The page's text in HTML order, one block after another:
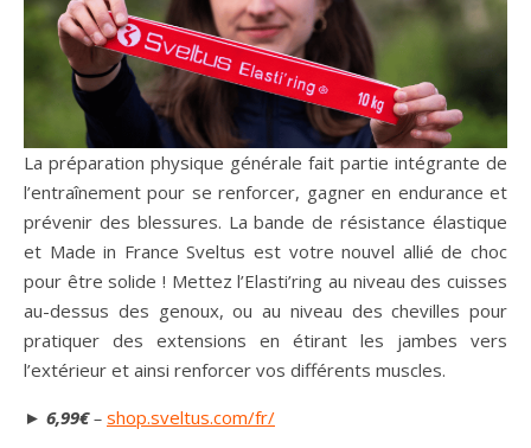
La préparation physique générale fait partie intégrante de
l’entraînement pour se renforcer, gagner en endurance et
prévenir des blessures. La bande de résistance élastique
et Made in France Sveltus est votre nouvel allié de choc
pour être solide ! Mettez l’Elasti’ring au niveau des cuisses
au-dessus des genoux, ou au niveau des chevilles pour
pratiquer des extensions en étirant les jambes vers
l’extérieur et ainsi renforcer vos différents muscles.
► 6,99€– shop.sveltus.com/fr/